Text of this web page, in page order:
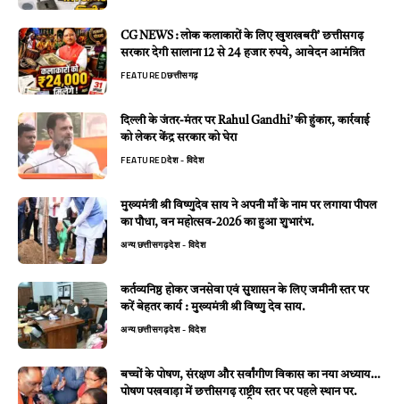
CG NEWS : लोक कलाकारों के लिए खुशखबरी’ छत्तीसगढ़
सरकार देगी सालाना 12 से 24 हजार रुपये, आवेदन आमंत्रित
FEATUREDछत्तीसगढ़
दिल्ली के जंतर-मंतर पर Rahul Gandhi’ की हुंकार, कार्रवाई
को लेकर केंद्र सरकार को घेरा
FEATUREDदेश - विदेश
मुख्यमंत्री श्री विष्णुदेव साय ने अपनी माँ के नाम पर लगाया पीपल
का पौधा, वन महोत्सव-2026 का हुआ शुभारंभ.
अन्यछत्तीसगढ़देश - विदेश
कर्तव्यनिष्ठ होकर जनसेवा एवं सुशासन के लिए जमीनी स्तर पर
करें बेहतर कार्य : मुख्यमंत्री श्री विष्णु देव साय.
अन्यछत्तीसगढ़देश - विदेश
बच्चों के पोषण, संरक्षण और सर्वांगीण विकास का नया अध्याय…
पोषण पखवाड़ा में छत्तीसगढ़ राष्ट्रीय स्तर पर पहले स्थान पर.